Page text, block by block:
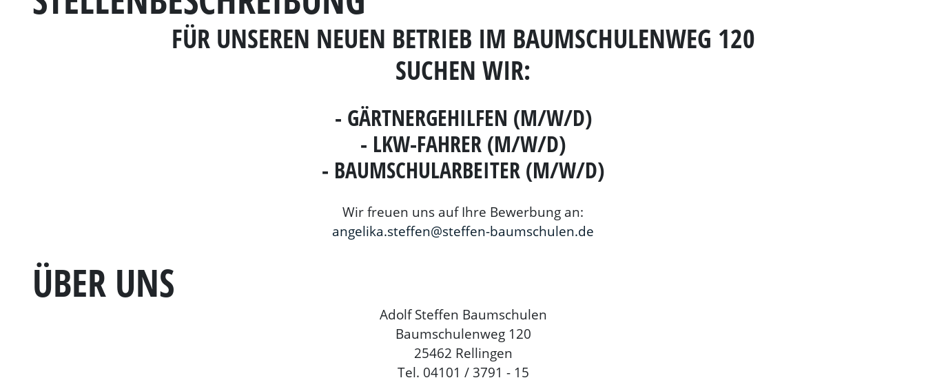
FÜR UNSEREN NEUEN BETRIEB IM BAUMSCHULENWEG 120
SUCHEN WIR:
- GÄRTNERGEHILFEN (M/W/D)
- LKW-FAHRER (M/W/D)
- BAUMSCHULARBEITER (M/W/D)
Wir freuen uns auf Ihre Bewerbung an:
angelika.steffen@steffen-baumschulen.de
ÜBER UNS
Adolf Steffen Baumschulen
Baumschulenweg 120
25462 Rellingen
Tel. 04101 / 3791 - 15